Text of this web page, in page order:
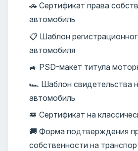
🚗 Сертификат права
автомобиль
📋 Шаблон
автомобиля
🚙 PSD-макет титула
🏎️ Шаблон свидетельства
автомобиль
🚐 Сертификат на
🚚 Форма подтверждения
собственности на